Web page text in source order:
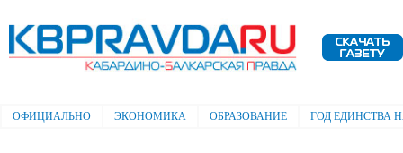
Электронная газета "Кабардино-
Балкарская правда"
Главное меню
ОФИЦИАЛЬНО ЭКОНОМИКА ОБРАЗОВАНИЕ ГОД ЕДИНСТВА